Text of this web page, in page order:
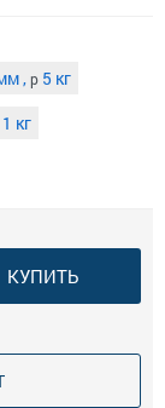
,p 5 кг
1 кг
КУПИТЬ